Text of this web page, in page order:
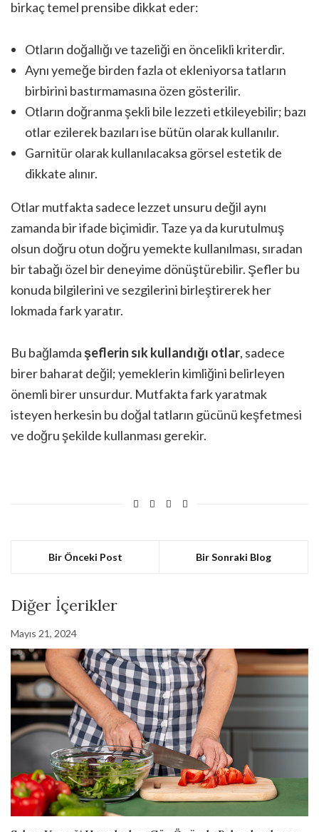
birkaç temel prensibe dikkat eder:
Otların doğallığı ve tazeliği en öncelikli kriterdir.
Aynı yemeğe birden fazla ot ekleniyorsa tatların
birbirini bastırmamasına özen gösterilir.
Otların doğranma şekli bile lezzeti etkileyebilir; bazı
otlar ezilerek bazıları ise bütün olarak kullanılır.
Garnitür olarak kullanılacaksa görsel estetik de
dikkate alınır.
Otlar mutfakta sadece lezzet unsuru değil aynı
zamanda bir ifade biçimidir. Taze ya da kurutulmuş
olsun doğru otun doğru yemekte kullanılması, sıradan
bir tabağı özel bir deneyime dönüştürebilir. Şefler bu
konuda bilgilerini ve sezgilerini birleştirerek her
lokmada fark yaratır.
Bu bağlamdaşeflerin sık kullandığı otlar, sadece
birer baharat değil; yemeklerin kimliğini belirleyen
önemli birer unsurdur. Mutfakta fark yaratmak
isteyen herkesin bu doğal tatların gücünü keşfetmesi
ve doğru şekilde kullanması gerekir.
Bir Önceki Post Bir Sonraki Blog
Diğer İçerikler
Mayıs 21, 2024